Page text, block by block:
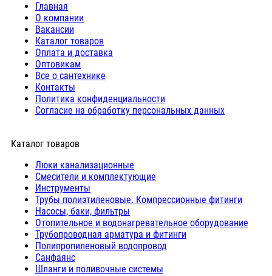
Главная
О компании
Вакансии
Каталог товаров
Оплата и доставка
Оптовикам
Все о сантехнике
Контакты
Политика конфиденциальности
Согласие на обработку персональных данных
Каталог товаров
Люки канализационные
Cмесители и комплектующие
Инструменты
Трубы полиэтиленовые. Компрессионные фитинги
Насосы, баки, фильтры
Отопительное и водонагревательное оборудование
Трубопроводная арматура и фитинги
Полипропиленовый водопровод
Санфаянс
Шланги и поливочные системы